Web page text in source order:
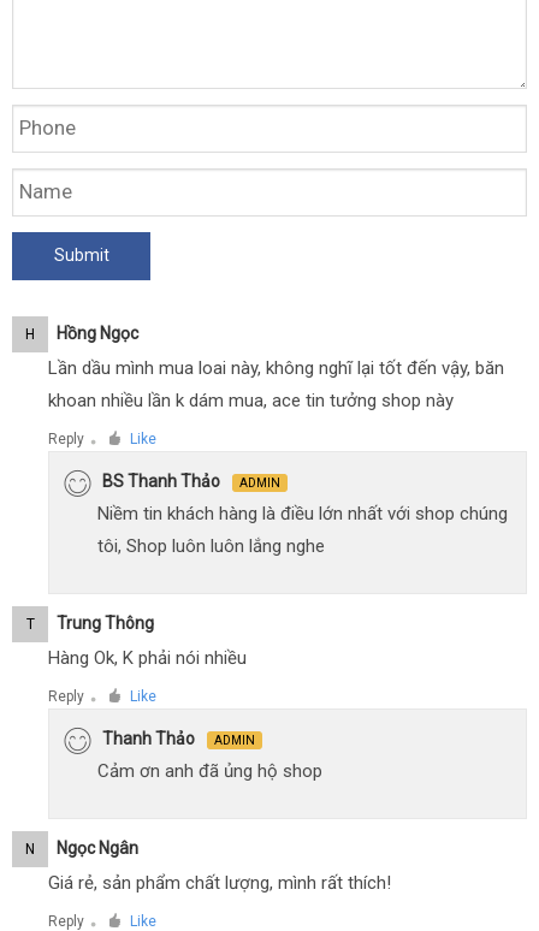
H Hồng Ngọc
Lần dầu mình mua loai này, không nghĩ lại tốt đến vậy, băn
khoan nhiều lần k dám mua, ace tin tưởng shop này
Reply ● Like
BS Thanh Thảo ADMIN
Niềm tin khách hàng là điều lớn nhất với shop chúng
tôi, Shop luôn luôn lắng nghe
T Trung Thông
Hàng Ok, K phải nói nhiều
Reply ● Like
Thanh Thảo ADMIN
Cảm ơn anh đã ủng hộ shop
N Ngọc Ngân
Giá rẻ, sản phẩm chất lượng, mình rất thích!
Reply ● Like